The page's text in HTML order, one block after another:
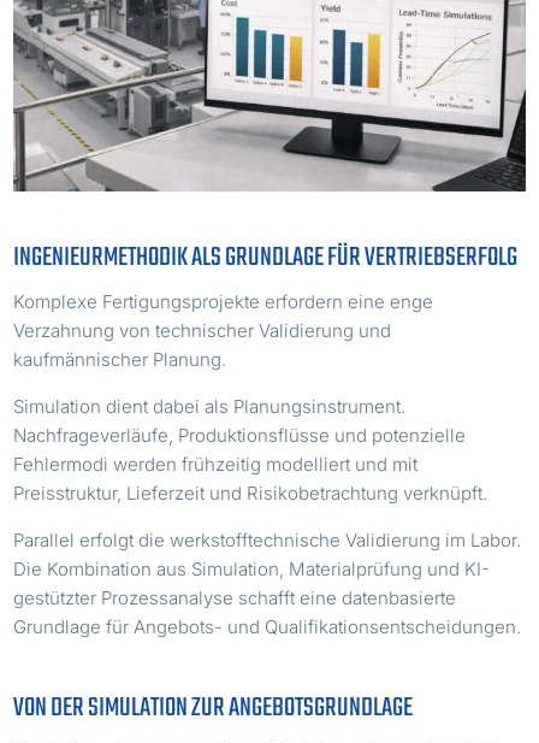
INGENIEURMETHODIK ALS GRUNDLAGE FÜR VERTRIEBSERFOLG
Komplexe Fertigungsprojekte erfordern eine enge
Verzahnung von technischer Validierung und
kaufmännischer Planung.
Simulation dient dabei als Planungsinstrument.
Nachfrageverläufe, Produktionsflüsse und potenzielle
Fehlermodi werden frühzeitig modelliert und mit
Preisstruktur, Lieferzeit und Risikobetrachtung verknüpft.
Parallel erfolgt die werkstofftechnische Validierung im Labor.
Die Kombination aus Simulation, Materialprüfung und KI-
gestützter Prozessanalyse schafft eine datenbasierte
Grundlage für Angebots- und Qualifikationsentscheidungen.
VON DER SIMULATION ZUR ANGEBOTSGRUNDLAGE